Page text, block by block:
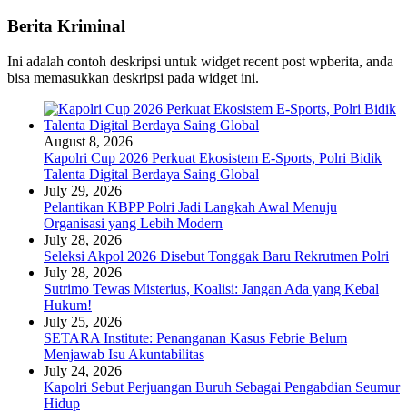
Berita Kriminal
Ini adalah contoh deskripsi untuk widget recent post wpberita, anda
bisa memasukkan deskripsi pada widget ini.
August 8, 2026
Kapolri Cup 2026 Perkuat Ekosistem E-Sports, Polri Bidik
Talenta Digital Berdaya Saing Global
July 29, 2026
Pelantikan KBPP Polri Jadi Langkah Awal Menuju
Organisasi yang Lebih Modern
July 28, 2026
Seleksi Akpol 2026 Disebut Tonggak Baru Rekrutmen Polri
July 28, 2026
Sutrimo Tewas Misterius, Koalisi: Jangan Ada yang Kebal
Hukum!
July 25, 2026
SETARA Institute: Penanganan Kasus Febrie Belum
Menjawab Isu Akuntabilitas
July 24, 2026
Kapolri Sebut Perjuangan Buruh Sebagai Pengabdian Seumur
Hidup